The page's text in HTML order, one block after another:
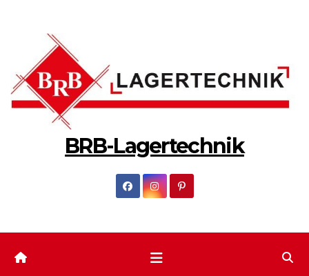
BRB-Lagertechnik